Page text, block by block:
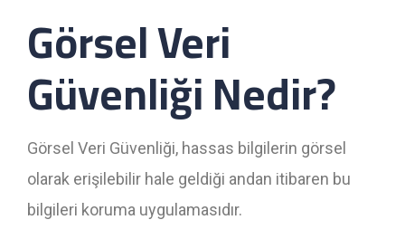
Görsel Veri
Güvenliği Nedir?
Görsel Veri Güvenliği, hassas bilgilerin görsel
olarak erişilebilir hale geldiği andan itibaren bu
bilgileri koruma uygulamasıdır.